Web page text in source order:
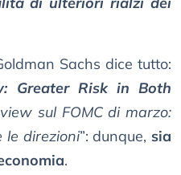
Sachs dice tutto:
Greater Risk in Both
sul FOMC di marzo:
le direzioni”: dunque, sia
.